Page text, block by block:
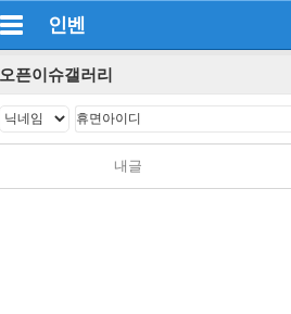
인벤
오픈이슈갤러리
내글